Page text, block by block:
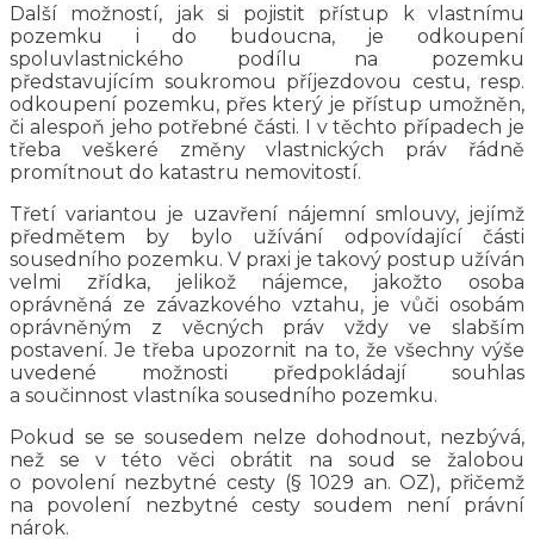
Další možností, jak si pojistit přístup k vlastnímu
pozemku i do budoucna, je odkoupení
spoluvlastnického podílu na pozemku
představujícím soukromou příjezdovou cestu, resp.
odkoupení pozemku, přes který je přístup umožněn,
či alespoň jeho potřebné části. I v těchto případech je
třeba veškeré změny vlastnických práv řádně
promítnout do katastru nemovitostí.
Třetí variantou je uzavření nájemní smlouvy, jejímž
předmětem by bylo užívání odpovídající části
sousedního pozemku. V praxi je takový postup užíván
velmi zřídka, jelikož nájemce, jakožto osoba
oprávněná ze závazkového vztahu, je vůči osobám
oprávněným z věcných práv vždy ve slabším
postavení. Je třeba upozornit na to, že všechny výše
uvedené možnosti předpokládají souhlas
a součinnost vlastníka sousedního pozemku.
Pokud se se sousedem nelze dohodnout, nezbývá,
než se v této věci obrátit na soud se žalobou
o povolení nezbytné cesty (§ 1029 an. OZ), přičemž
na povolení nezbytné cesty soudem není právní
nárok.